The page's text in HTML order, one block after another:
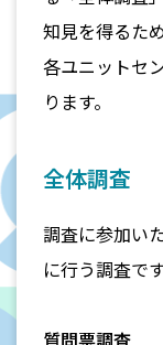
知見を得るた
各ユニットセ
ります。
全体調査
調査に参加い
に行う調査です
質問票調査